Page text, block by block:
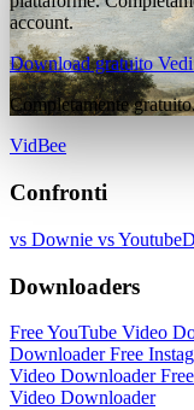
account.
Download gratuito
Completamente
VidBee
Confronti
vs Downie vs
Downloaders
Free YouTube Video
DownloaderFree
Video Downloader
Video Downloader